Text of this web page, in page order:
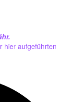
hier aufgeführten